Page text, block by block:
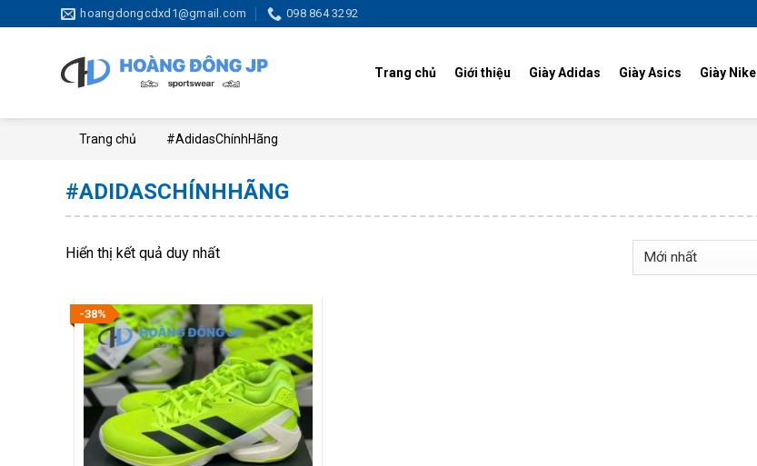
to
hoangdongcdxd1@gmail.com 098 864 3292
Trang chủ Giới thiệu Giày Adidas Giày Asics Giày Nike
Trang chủ #AdidasChínhHãng
#ADIDASCHÍNHHÃNG
Hiển thị kết quả duy nhất
-38%